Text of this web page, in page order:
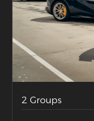
2 Groups